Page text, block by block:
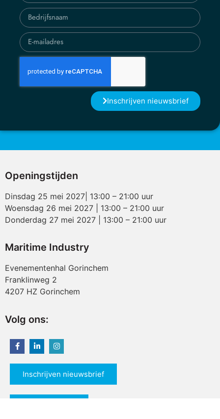
Inschrijven nieuwsbrief
Openingstijden
Dinsdag 25 mei 2027| 13:00 – 21:00 uur
Woensdag 26 mei 2027 | 13:00 – 21:00 uur
Donderdag 27 mei 2027 | 13:00 – 21:00 uur
Maritime Industry
Evenementenhal Gorinchem
Franklinweg 2
4207 HZ Gorinchem
Volg ons:
Inschrijven nieuwsbrief